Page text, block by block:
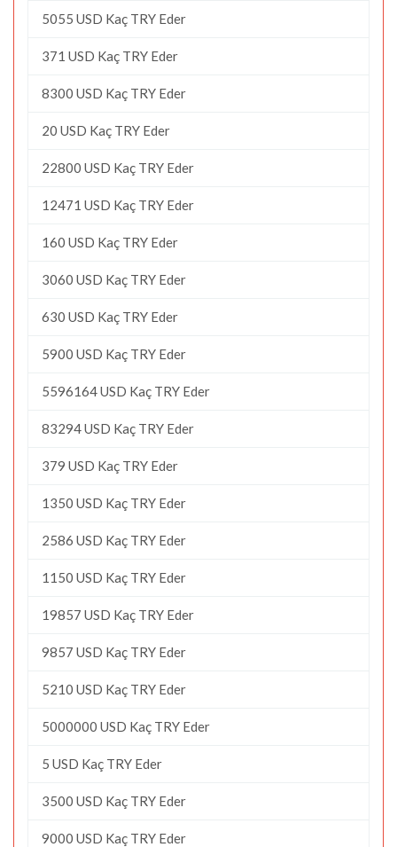
5055 USD Kaç TRY Eder
371 USD Kaç TRY Eder
8300 USD Kaç TRY Eder
20 USD Kaç TRY Eder
22800 USD Kaç TRY Eder
12471 USD Kaç TRY Eder
160 USD Kaç TRY Eder
3060 USD Kaç TRY Eder
630 USD Kaç TRY Eder
5900 USD Kaç TRY Eder
5596164 USD Kaç TRY Eder
83294 USD Kaç TRY Eder
379 USD Kaç TRY Eder
1350 USD Kaç TRY Eder
2586 USD Kaç TRY Eder
1150 USD Kaç TRY Eder
19857 USD Kaç TRY Eder
9857 USD Kaç TRY Eder
5210 USD Kaç TRY Eder
5000000 USD Kaç TRY Eder
5 USD Kaç TRY Eder
3500 USD Kaç TRY Eder
9000 USD Kaç TRY Eder